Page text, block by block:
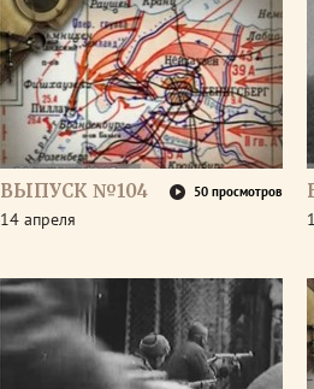
ВЫПУСК №104 50 просмотров
14 апреля